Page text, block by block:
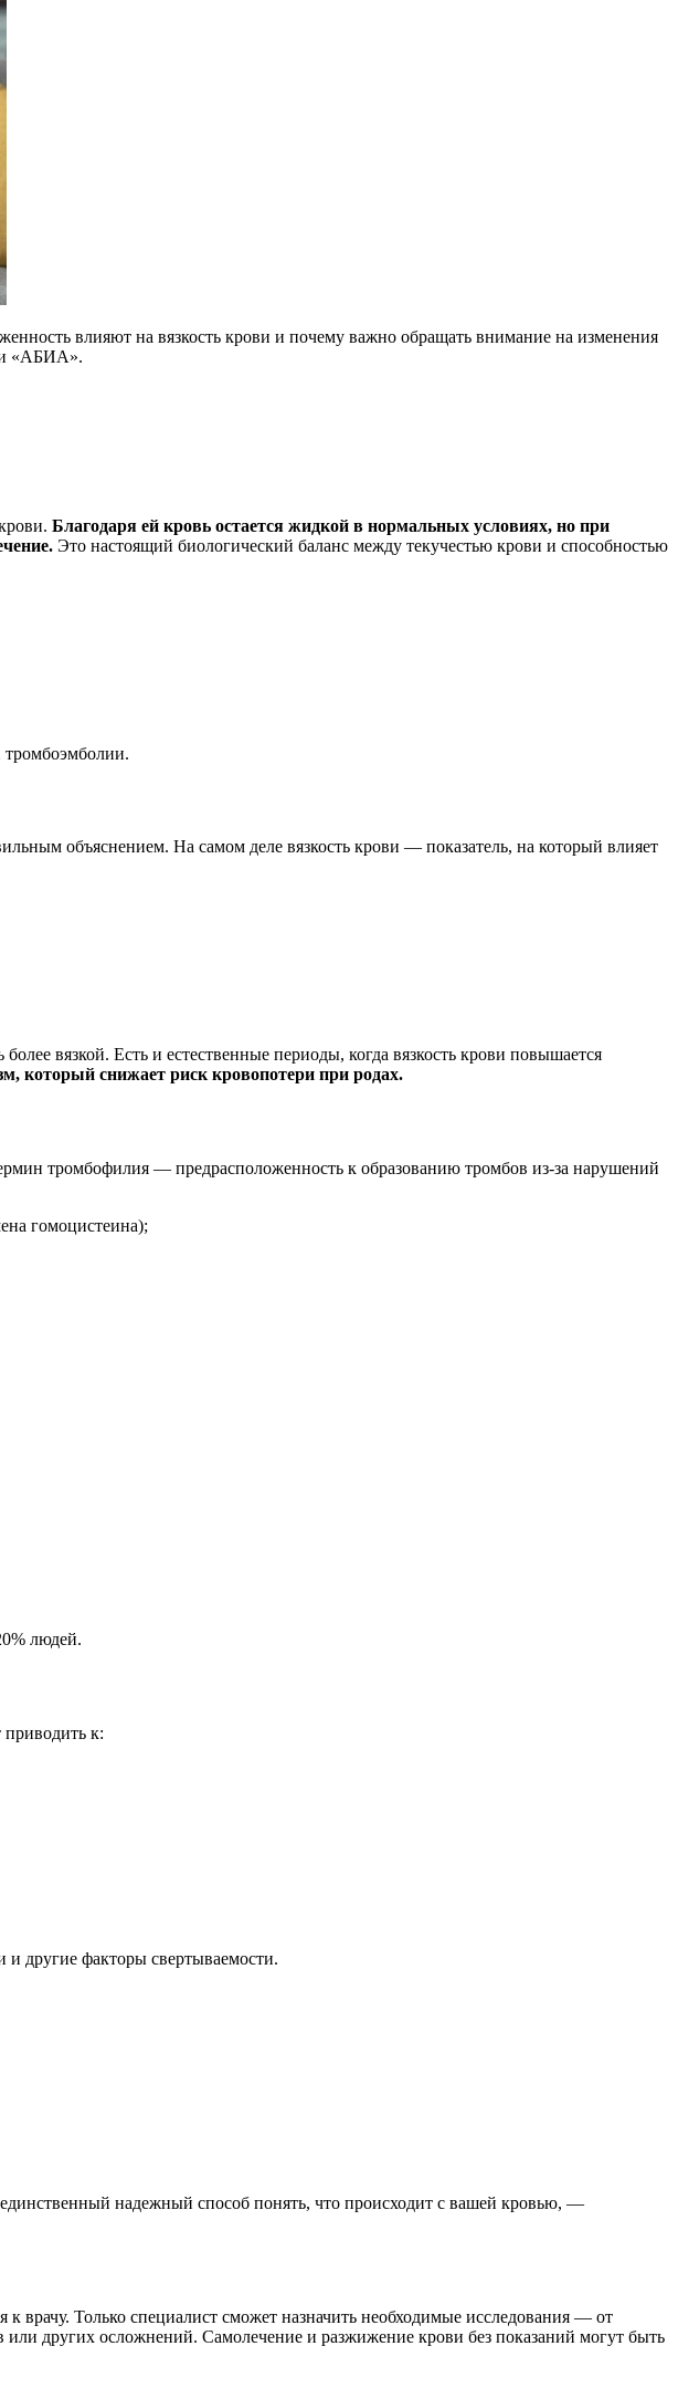
влияют на вязкость крови и почему важно обращать внимание на изменения
«АБИА».
Благодаря ей кровь остается жидкой в нормальных условиях, но при
Это настоящий биологический баланс между текучестью крови и способностью
тромбоэмболии.
объяснением. На самом деле вязкость крови — показатель, на который влияет
вязкой. Есть и естественные периоды, когда вязкость крови повышается
который снижает риск кровопотери при родах.
тромбофилия — предрасположенность к образованию тромбов из-за нарушений
гомоцистеина);
людей.
приводить к:
другие факторы свертываемости.
надежный способ понять, что происходит с вашей кровью, —
врачу. Только специалист сможет назначить необходимые исследования — от
других осложнений. Самолечение и разжижение крови без показаний могут быть